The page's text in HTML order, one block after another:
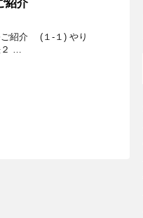
紹介
ご紹介 (１-１) やり
２ …